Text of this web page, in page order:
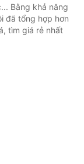
Bằng khả năng
đã tổng hợp hơn
tìm giá rẻ nhất